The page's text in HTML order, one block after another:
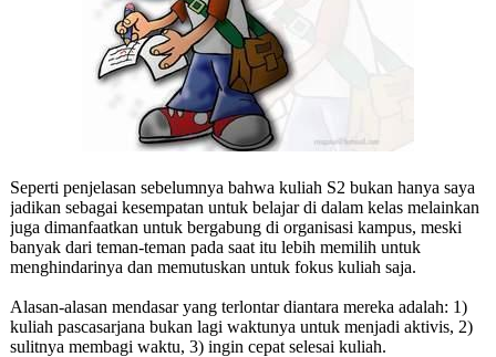
Seperti penjelasan sebelumnya bahwa kuliah S2 bukan hanya saya
jadikan sebagai kesempatan untuk belajar di dalam kelas melainkan
juga dimanfaatkan untuk bergabung di organisasi kampus, meski
banyak dari teman-teman pada saat itu lebih memilih untuk
menghindarinya dan memutuskan untuk fokus kuliah saja.
Alasan-alasan mendasar yang terlontar diantara mereka adalah: 1)
kuliah pascasarjana bukan lagi waktunya untuk menjadi aktivis, 2)
sulitnya membagi waktu, 3) ingin cepat selesai kuliah.